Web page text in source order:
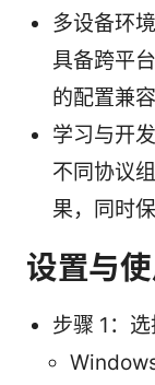
多设备环
具备跨平
的配置兼
学习与开
不同协议
果，同时
设置与
步骤 1：